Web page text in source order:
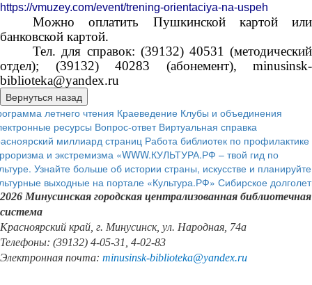
https://vmuzey.com/event/trening-orientaciya-na-uspeh
Можно оплатить Пушкинской картой или
банковской картой.
Тел. для справок: (39132) 40531 (методический
отдел); (39132) 40283 (абонемент), minusinsk-
biblioteka@yandex.ru
летнего чтения Краеведение Клубы и объединения
ресурсы Вопрос-ответ Виртуальная справка
миллиард страниц Работа библиотек по профилактике
и экстремизма «WWW.КУЛЬТУРА.РФ – твой гид по
Узнайте больше об истории страны, искусстве и планируйте
выходные на портале «Культура.РФ» Сибирское
2026 Минусинская городская централизованная библиотечная
система
Красноярский край, г. Минусинск, ул. Народная, 74а
Телефоны: (39132) 4-05-31, 4-02-83
Электронная почта: minusinsk-biblioteka@yandex.ru